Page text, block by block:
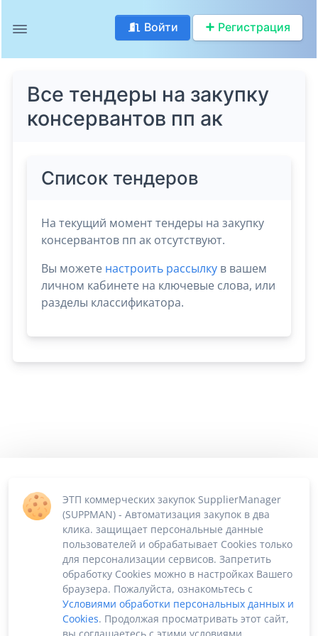
Войти Регистрация
Все тендеры на закупку
консервантов пп ак
Список тендеров
На текущий момент тендеры на закупку
консервантов пп ак отсутствуют.
Вы можете настроить рассылку в вашем
личном кабинете на ключевые слова, или
разделы классификатора.
ЭТП коммерческих закупок SupplierManager
(SUPPMAN) - Автоматизация закупок в два
клика. защищает персональные данные
пользователей и обрабатывает Cookies только
для персонализации сервисов. Запретить
обработку Cookies можно в настройках Вашего
браузера. Пожалуйста, ознакомьтесь с
Условиями обработки персональных данных и
Cookies. Продолжая просматривать этот сайт,